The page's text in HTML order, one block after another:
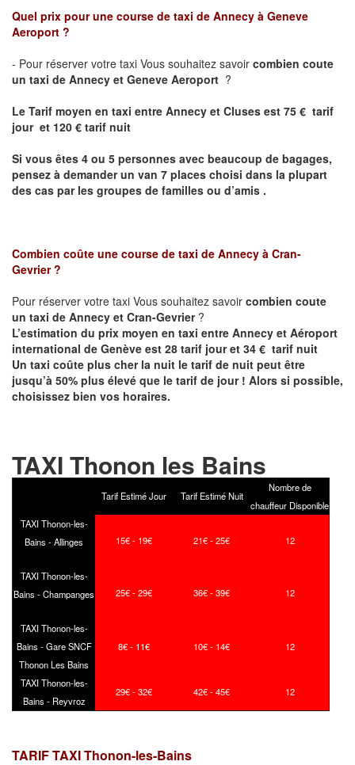
Quel prix pour une course de taxi de Annecy à Geneve
Aeroport ?
- Pour réserver votre taxi Vous souhaitez savoir combien coute
un taxi de Annecy et Geneve Aeroport ?
Le Tarif moyen en taxi entre Annecy et Cluses est 75 € tarif
jour et 120 € tarif nuit
Si vous êtes 4 ou 5 personnes avec beaucoup de bagages,
pensez à demander un van 7 places choisi dans la plupart
des cas par les groupes de familles ou d’amis .
Combien coûte une course de taxi de Annecy à Cran-
Gevrier ?
Pour réserver votre taxi Vous souhaitez savoir combien coute
un taxi de Annecy et Cran-Gevrier?
L’estimation du prix moyen en taxi entre Annecy et Aéroport
international de Genève est 28 tarif jour et 34 € tarif nuit
Un taxi coûte plus cher la nuit le tarif de nuit peut être
jusqu’à 50% plus élevé que le tarif de jour ! Alors si possible,
choisissez bien vos horaires.
TAXI Thonon les Bains
Tarif Estimé Jour Tarif Estimé Nuit
Nombre de
chauffeur Disponible
TAXI Thonon-les-
Bains - Allinges
15€ - 19€ 21€ - 25€ 12
TAXI Thonon-les-
Bains - Champanges
25€ - 29€ 36€ - 39€ 12
TAXI Thonon-les-
Bains - Gare SNCF
Thonon Les Bains
8€ - 11€ 10€ - 14€ 12
TAXI Thonon-les-
Bains - Reyvroz
29€ - 32€ 42€ - 45€ 12
TARIF TAXI Thonon-les-Bains